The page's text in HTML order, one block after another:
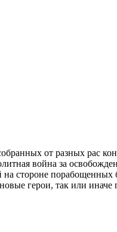
от разных рас
война за
стороне порабощенных
герои, так или